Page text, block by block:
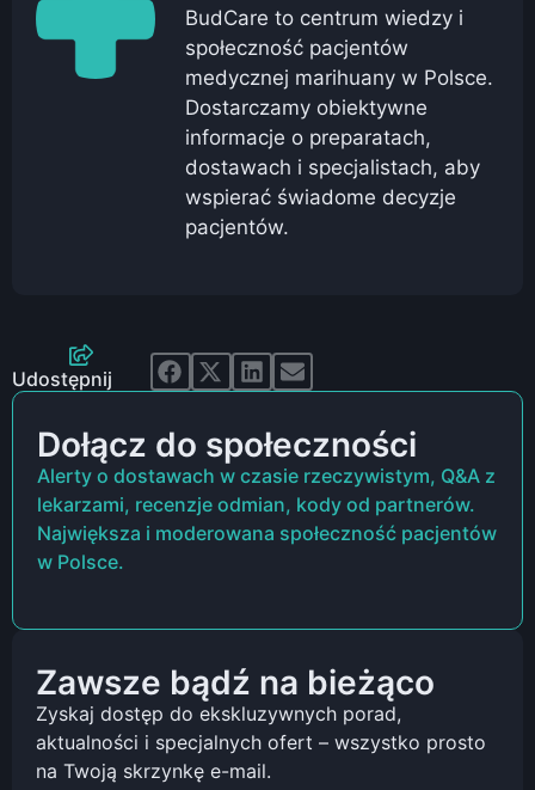
BudCare to centrum wiedzy i
społeczność pacjentów
medycznej marihuany w Polsce.
Dostarczamy obiektywne
informacje o preparatach,
dostawach i specjalistach, aby
wspierać świadome decyzje
pacjentów.
Udostępnij
Dołącz do społeczności
Alerty o dostawach w czasie rzeczywistym, Q&A z
lekarzami, recenzje odmian, kody od partnerów.
Największa i moderowana społeczność pacjentów
w Polsce.
Zawsze bądź na bieżąco
Zyskaj dostęp do ekskluzywnych porad,
aktualności i specjalnych ofert – wszystko prosto
na Twoją skrzynkę e-mail.